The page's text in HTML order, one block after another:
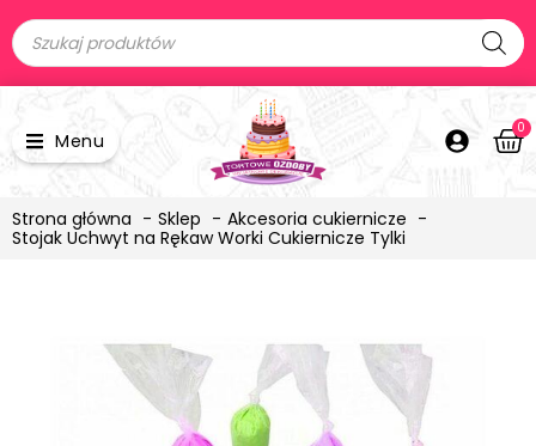
Menu
0
Strona główna Sklep
Akcesoria cukiernicze
Stojak Uchwyt na Rękaw Worki Cukiernicze Tylki